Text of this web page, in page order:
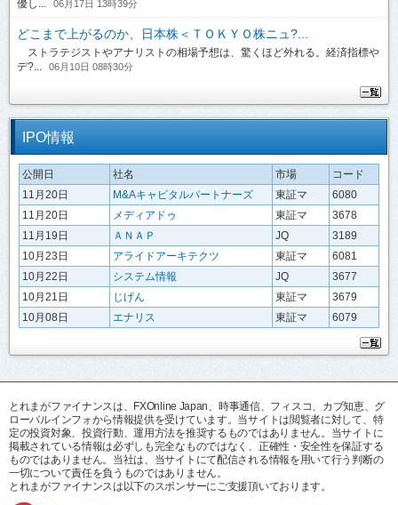
優し... 06月17日 13時39分
どこまで上がるのか、日本株＜ＴＯＫＹＯ株ニュ?...
ストラテジストやアナリストの相場予想は、驚くほど外れる。経済指標や
デ?...
06月10日 08時30分
IPO情報
公開日 社名 市場
コード
11月20日
M&Aキャピタルパートナーズ 東証マ
6080
11月20日
メディアドゥ 東証マ
3678
11月19日
ＡＮＡＰ JQ
3189
10月23日
アライドアーキテクツ 東証マ
6081
10月22日
システム情報 JQ
3677
10月21日
じげん 東証マ
3679
10月08日
エナリス 東証マ 6079
とれまがファイナンスは、FXOnline Japan、時事通信、フィスコ、カブ知恵、グ
ローバルインフォから情報提供を受けています。当サイトは閲覧者に対して、特
定の投資対象、投資行動、運用方法を推奨するものではありません。当サイトに
掲載されている情報は必ずしも完全なものではなく、正確性・安全性を保証する
ものではありません。当社は、当サイトにて配信される情報を用いて行う判断の
一切について責任を負うものではありません。
とれまがファイナンスは以下のスポンサーにご支援頂いております。